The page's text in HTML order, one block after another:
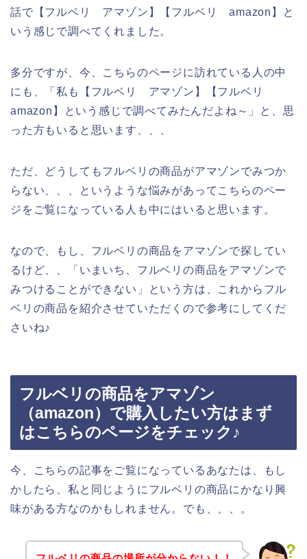
話で【フルベリ アマゾン】【フルベリ amazon】と
いう感じで調べてくれました。
多分ですが、今、こちらのページに訪れている人の中
にも、「私も【フルベリ アマゾン】【フルベリ
amazon】という感じで調べてみたんだよね～」と、思
った方もいると思います、、、
ただ、どうしてもフルベリの商品がアマゾンでみつか
らない、、、というような悩みがあってこちらのペー
ジをご覧になっている人も中にはいると思います。
なので、もし、フルベリの商品をアマゾンで探してい
るけど、、「いまいち、フルベリの商品をアマゾンで
みつけることができない」という方は、これからフル
ベリの商品を紹介させていただくので参考にしてくだ
さいね♪
フルベリの商品をアマゾン
（amazon）で購入したい方はまず
はこちらのページをチェック♪
今、こちらの記事をご覧になっているあなたは、もし
かしたら、私と同じようにフルベリの商品にかなり興
味がある方なのかもしれません。でも、、、。